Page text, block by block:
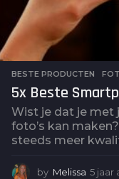
BESTE PRODUCTEN ,
5x Beste
Wist je dat je met
foto’s kan
steeds meer
by Melissa 5 jaar